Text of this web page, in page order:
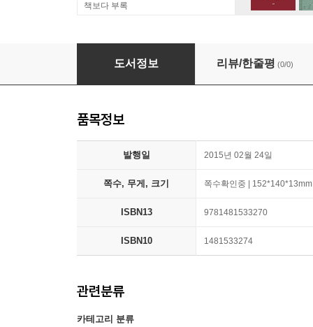
책보다 부록
Four Seconds: All the Time You Need to
도서정보 리뷰/한줄평 (0/0)
품목정보
발행일 2015년 02월 24일
쪽수, 무게, 크기 쪽수확인중 | 152*140*13mm
ISBN13 9781481533270
ISBN10 1481533274
관련분류
카테고리 분류